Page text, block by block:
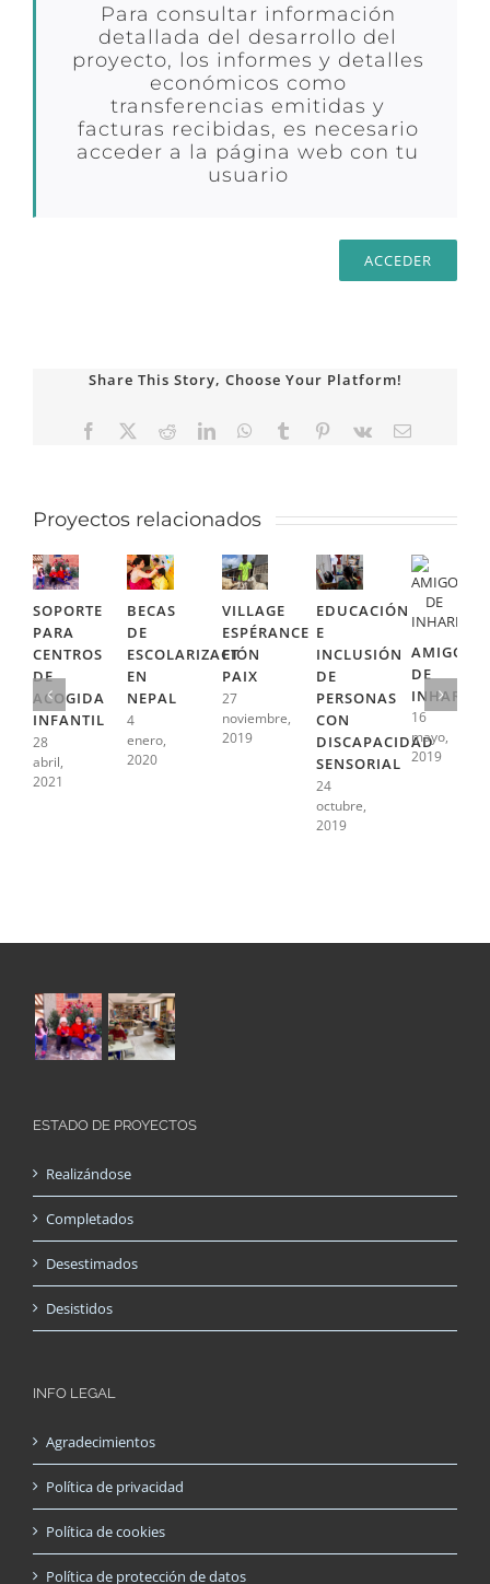
Para consultar información
detallada del desarrollo del
proyecto, los informes y detalles
económicos como
transferencias emitidas y
facturas recibidas, es necesario
acceder a la página web con tu
usuario
ACCEDER
Share This Story, Choose Your Platform!
Facebook RedditLinkedInWhatsApp
Tumblr Pinterest
Vk
Correo
Proyectos relacionados
SOPORTE
PARA
CENTROS
DE
ACOGIDA
INFANTIL
28
abril,
2021
BECAS
DE
ESCOLARIZACIÓN
EN
NEPAL
4
enero,
2020
VILLAGE
ESPÉRANCE
ET
PAIX
27
noviembre,
2019
EDUCACIÓN
E
INCLUSIÓN
DE
PERSONAS
CON
DISCAPACIDAD
SENSORIAL
24
octubre,
2019
AMIGOS
DE
16
mayo,
2019
ESTADO DE PROYECTOS
Realizándose
Completados
Desestimados
Desistidos
INFO LEGAL
Agradecimientos
Política de privacidad
Política de cookies
Política de protección de datos